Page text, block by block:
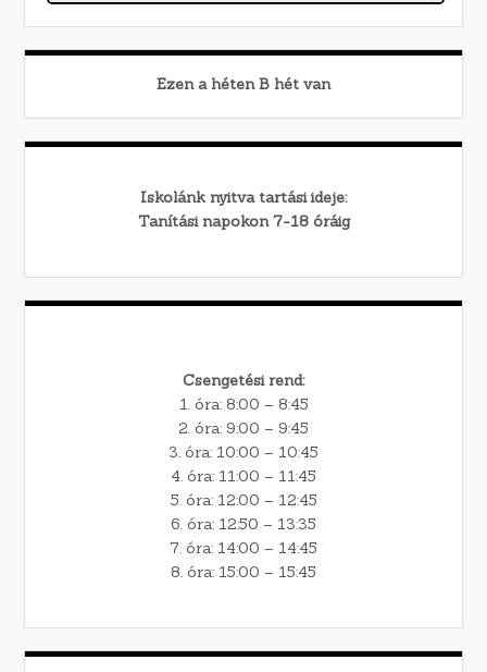
Ezen a héten B hét van
Iskolánk nyitva tartási ideje:
Tanítási napokon 7-18 óráig
Csengetési rend:
1. óra: 8:00 – 8:45
2. óra: 9:00 – 9:45
3. óra: 10:00 – 10:45
4. óra: 11:00 – 11:45
5. óra: 12:00 – 12:45
6. óra: 12:50 – 13:35
7. óra: 14:00 – 14:45
8. óra: 15:00 – 15:45